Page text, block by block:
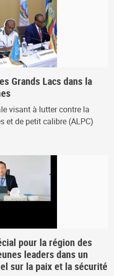
Grands Lacs dans la
visant à lutter contre la
et de petit calibre (ALPC)
pour la région des
leaders dans un
sur la paix et la sécurité